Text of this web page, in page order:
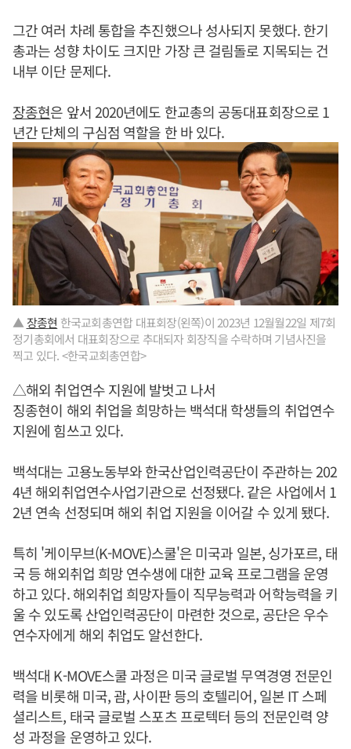
그간 여러 차례 통합을 추진했으나 성사되지 못했다. 한기
총과는 성향 차이도 크지만 가장 큰 걸림돌로 지목되는 건
내부 이단 문제다.
장종현은 앞서 2020년에도 한교총의 공동대표회장으로 1
년간 단체의 구심점 역할을 한 바 있다.
▲ 장종현 한국교회총연합 대표회장(왼쪽)이 2023년 12월월22일 제7회
정기총회에서 대표회장으로 추대되자 회장직을 수락하며 기념사진을
찍고 있다. <한국교회총연합>
△해외 취업연수 지원에 발벗고 나서
징종현이 해외 취업을 희망하는 백석대 학생들의 취업연수
지원에 힘쓰고 있다.
백석대는 고용노동부와 한국산업인력공단이 주관하는 202
4년 해외취업연수사업기관으로 선정됐다. 같은 사업에서 1
2년 연속 선정되며 해외 취업 지원을 이어갈 수 있게 됐다.
특히 '케이무브(K-MOVE)스쿨'은 미국과 일본, 싱가포르, 태
국 등 해외취업 희망 연수생에 대한 교육 프로그램을 운영
하고 있다. 해외취업 희망자들이 직무능력과 어학능력을 키
울 수 있도록 산업인력공단이 마련한 것으로, 공단은 우수
연수자에게 해외 취업도 알선한다.
백석대 K-MOVE스쿨 과정은 미국 글로벌 무역경영 전문인
력을 비롯해 미국, 괌, 사이판 등의 호텔리어, 일본 IT 스페
셜리스트, 태국 글로벌 스포츠 프로텍터 등의 전문인력 양
성 과정을 운영하고 있다.